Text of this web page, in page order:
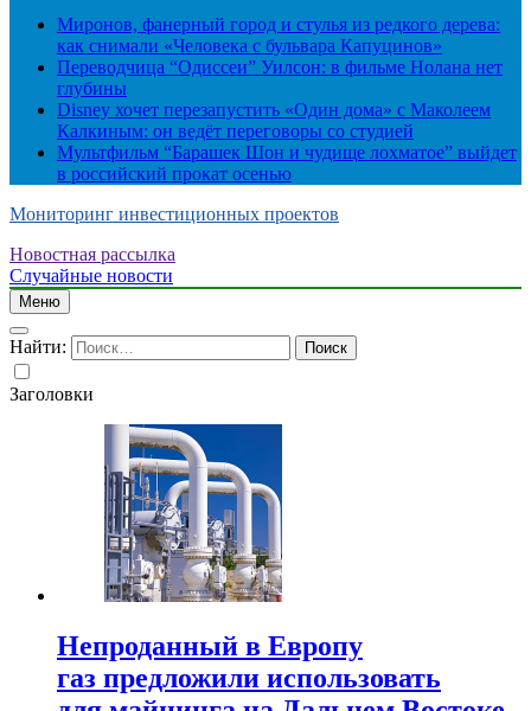
Миронов, фанерный город и стулья из редкого дерева:
как снимали «Человека с бульвара Капуцинов»
Переводчица “Одиссеи” Уилсон: в фильме Нолана нет
глубины
Disney хочет перезапустить «Один дома» с Маколеем
Калкиным: он ведёт переговоры со студией
Мультфильм “Барашек Шон и чудище лохматое” выйдет
в российский прокат осенью
Мониторинг инвестиционных проектов
Новостная рассылка
Случайные новости
Меню
Найти:
Заголовки
Непроданный в Европу
газ предложили использовать